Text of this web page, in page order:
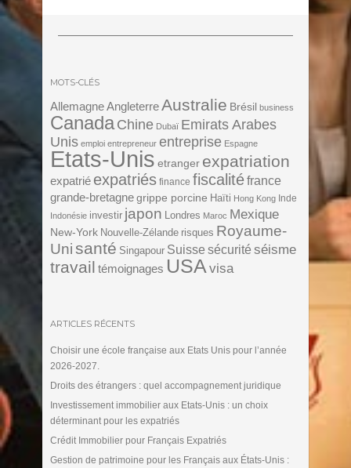
MOTS-CLÉS
Allemagne AngleterreAustralie Brésil business
Canada Chine Dubaï Emirats Arabes
Unis emploi entrepreneur entreprise Espagne
Etats-Unis etranger expatriation
expatrié expatriés finance fiscalitéfrance
grande-bretagne grippe porcine Haïti Hong Kong Inde
Indonésie investir japon Londres Maroc Mexique
New-York Nouvelle-Zélande risques Royaume-
Unisanté Singapour Suisse sécurité séisme
travail témoignages USA visa
ARTICLES RÉCENTS
Choisir une école française aux Etats Unis pour l’année
2026-2027.
Droits des étrangers : quel accompagnement juridique
Investissement immobilier aux Etats-Unis : un choix
déterminant pour les expatriés
Crédit Immobilier pour Français Expatriés
Gestion de patrimoine pour les Français aux États-Unis :